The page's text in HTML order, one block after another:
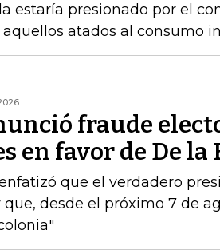
estaría presionado por el
atados al consumo
fraude
en favor de De la
que el verdadero
que, desde el próximo 7 de